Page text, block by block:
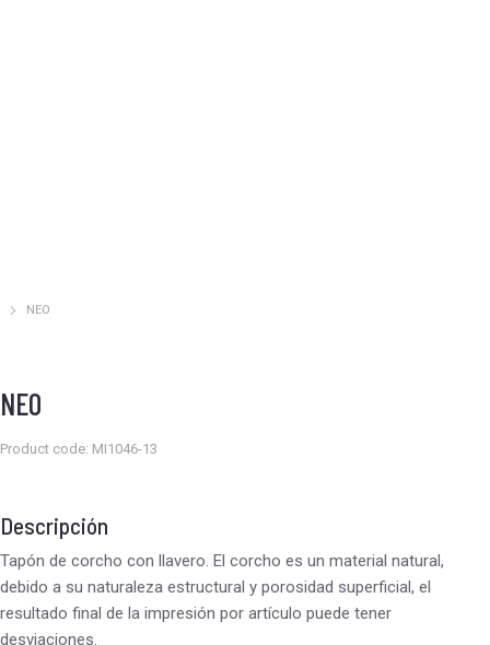
Estás aquí:
NEO
NEO
Product code: MI1046-13
Descripción
Tapón de corcho con llavero. El corcho es un material natural,
debido a su naturaleza estructural y porosidad superficial, el
resultado final de la impresión por artículo puede tener
desviaciones.